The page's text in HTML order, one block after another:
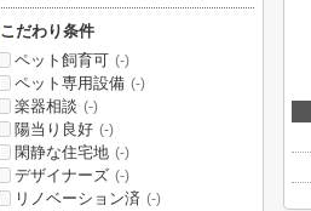
こだわり条件
ペット飼育可 (-)
ペット専用設備 (-)
楽器相談 (-)
陽当り良好 (-)
閑静な住宅地 (-)
デザイナーズ (-)
リノベーション済 (-)